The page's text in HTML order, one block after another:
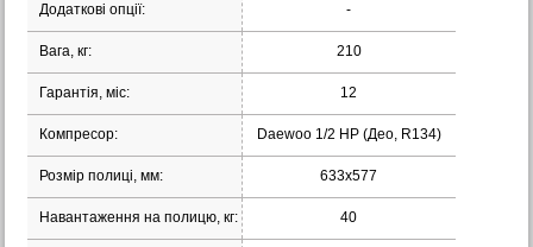
Додаткові опції: -
Вага, кг: 210
Гарантія, міс: 12
Компресор: Daewoo 1/2 НР (Део, R134)
Розмір полиці, мм: 633x577
Навантаження на полицю, кг: 40